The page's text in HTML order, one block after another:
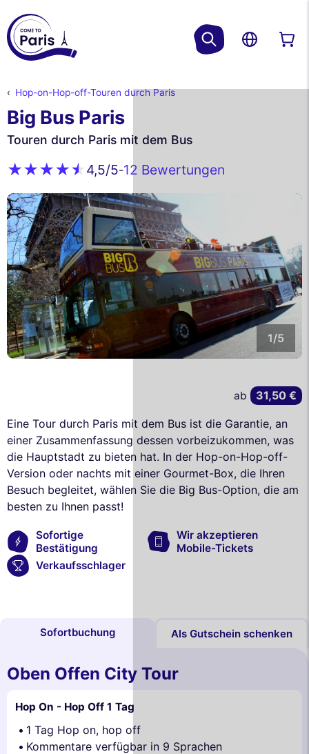
Hop-on-Hop-off-Touren durch Paris
Big Bus Paris
Touren durch Paris mit dem Bus
4,5/5-12 Bewertungen
1/5
Eine Tour durch Paris mit dem Bus ist die Garantie, an
einer Zusammenfassung dessen vorbeizukommen, was
die Hauptstadt zu bieten hat. In der Hop-on-Hop-off-
Version oder nachts mit einer Gourmet-Box, die Ihren
Besuch begleitet, wählen Sie die Big Bus-Option, die am
besten zu Ihnen passt!
Sofortige
Bestätigung
Wir akzeptieren
Mobile-Tickets
Verkaufsschlager
ab 31,50 €
Sofortbuchung Als Gutschein schenken
Oben Offen City Tour
Hop On - Hop Off 1 Tag
1 Tag Hop on, hop off
Kommentare verfügbar in 9 Sprachen